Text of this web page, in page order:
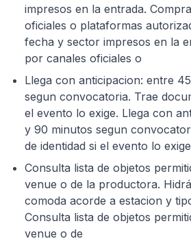
impresos en la entrada.
oficiales o plataformas
fecha y sector impresos en la
por canales oficiales o
Llega con anticipacion: entre
segun convocatoria. Trae
el evento lo exige. Llega con
y 90 minutos segun
de identidad si el evento lo
Consulta lista de objetos
venue o de la productora.
comoda acorde a estacion y
Consulta lista de objetos
venue o de